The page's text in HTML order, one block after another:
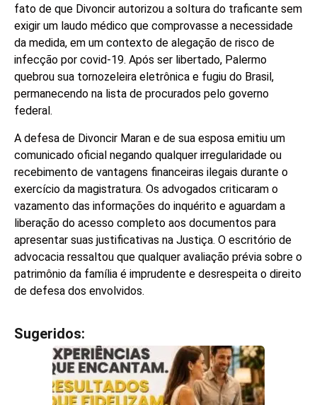
fato de que Divoncir autorizou a soltura do traficante sem
exigir um laudo médico que comprovasse a necessidade
da medida, em um contexto de alegação de risco de
infecção por covid-19. Após ser libertado, Palermo
quebrou sua tornozeleira eletrônica e fugiu do Brasil,
permanecendo na lista de procurados pelo governo
federal.
A defesa de Divoncir Maran e de sua esposa emitiu um
comunicado oficial negando qualquer irregularidade ou
recebimento de vantagens financeiras ilegais durante o
exercício da magistratura. Os advogados criticaram o
vazamento das informações do inquérito e aguardam a
liberação do acesso completo aos documentos para
apresentar suas justificativas na Justiça. O escritório de
advocacia ressaltou que qualquer avaliação prévia sobre o
patrimônio da família é imprudente e desrespeita o direito
de defesa dos envolvidos.
Sugeridos: